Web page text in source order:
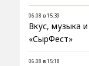
06.08 в 15:39
Вкус, музыка
«СырФест»
06.08 в 15:18